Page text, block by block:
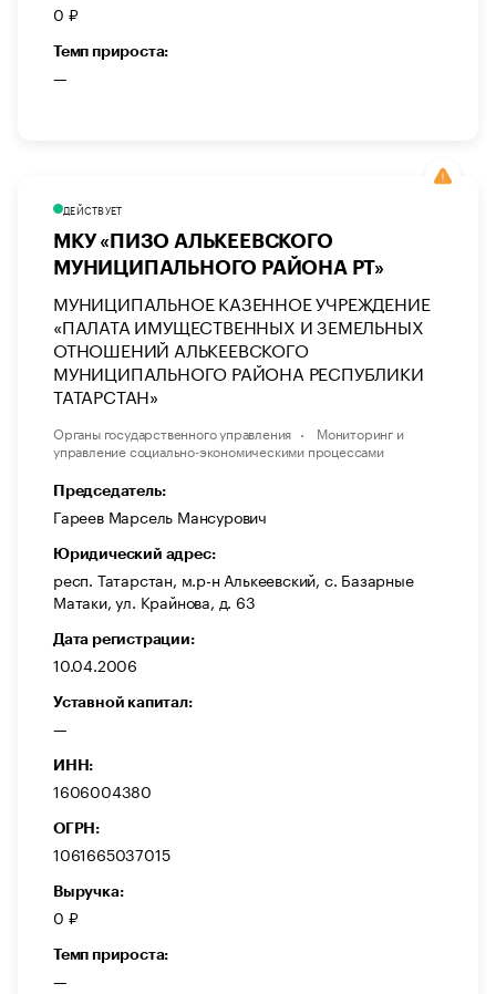
0 ₽
Темп прироста:
—
ДЕЙСТВУЕТ
МКУ «ПИЗО АЛЬКЕЕВСКОГО
МУНИЦИПАЛЬНОГО РАЙОНА РТ»
МУНИЦИПАЛЬНОЕ КАЗЕННОЕ УЧРЕЖДЕНИЕ
«ПАЛАТА ИМУЩЕСТВЕННЫХ И ЗЕМЕЛЬНЫХ
ОТНОШЕНИЙ АЛЬКЕЕВСКОГО
МУНИЦИПАЛЬНОГО РАЙОНА РЕСПУБЛИКИ
ТАТАРСТАН»
Органы государственного управления
Мониторинг и
управление социально-экономическими процессами
Председатель:
Гареев Марсель Мансурович
Юридический адрес:
респ. Татарстан, м.р-н Алькеевский, с. Базарные
Матаки, ул. Крайнова, д. 63
Дата регистрации:
10.04.2006
Уставной капитал:
—
ИНН:
1606004380
ОГРН:
1061665037015
Выручка:
0 ₽
Темп прироста:
—